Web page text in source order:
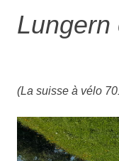
Lungern
(La suisse à vélo